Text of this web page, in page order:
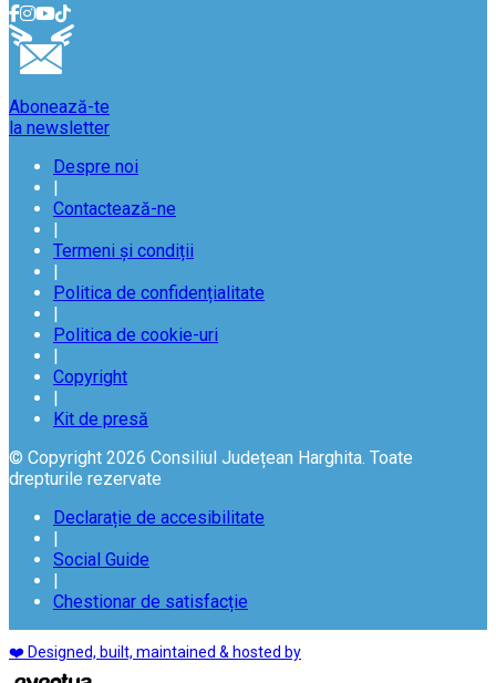
Abonează-te
la newsletter
Despre noi
|
Contactează-ne
|
Termeni și condiții
|
Politica de confidențialitate
|
Politica de cookie-uri
|
Copyright
|
Kit de presă
© Copyright 2026 Consiliul Județean Harghita. Toate
drepturile rezervate
Declarație de accesibilitate
|
Social Guide
|
Chestionar de satisfacție
❤️ Designed, built, maintained & hosted by